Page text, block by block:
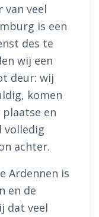
van veel
is een
des te
wij een
deur: wij
komen
en
volledig
achter.
Ardennen is
en de
dat veel